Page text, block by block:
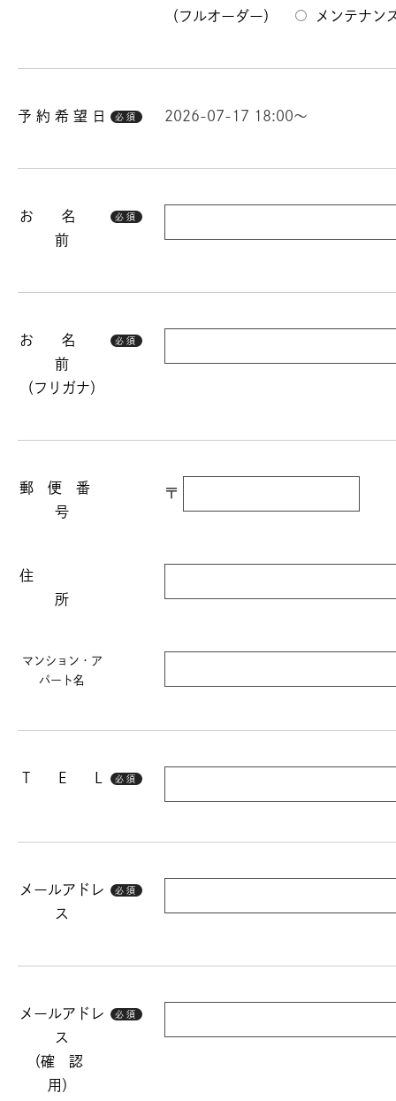
（フルオーダー）
メンテナン
予 約 希 望 日 必須 2026-07-17 18:00～
お 名
前
必須
お 名
前
（フリガナ）
必須
郵 便 番
号
〒
住
所
マンション・ア
パート名
T E L 必須
メールアドレ
ス
必須
メールアドレ
ス
（確 認
用）
必須